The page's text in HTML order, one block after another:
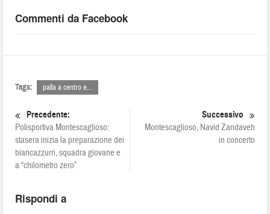
Commenti da Facebook
Tags: palla a centro e...
Precedente:
Polisportiva Montescaglioso:
stasera inizia la preparazione dei
biancazzurri, squadra giovane e
a “chilometro zero”
Successivo
Montescaglioso, Navid Zandaveh
in concerto
Rispondi a